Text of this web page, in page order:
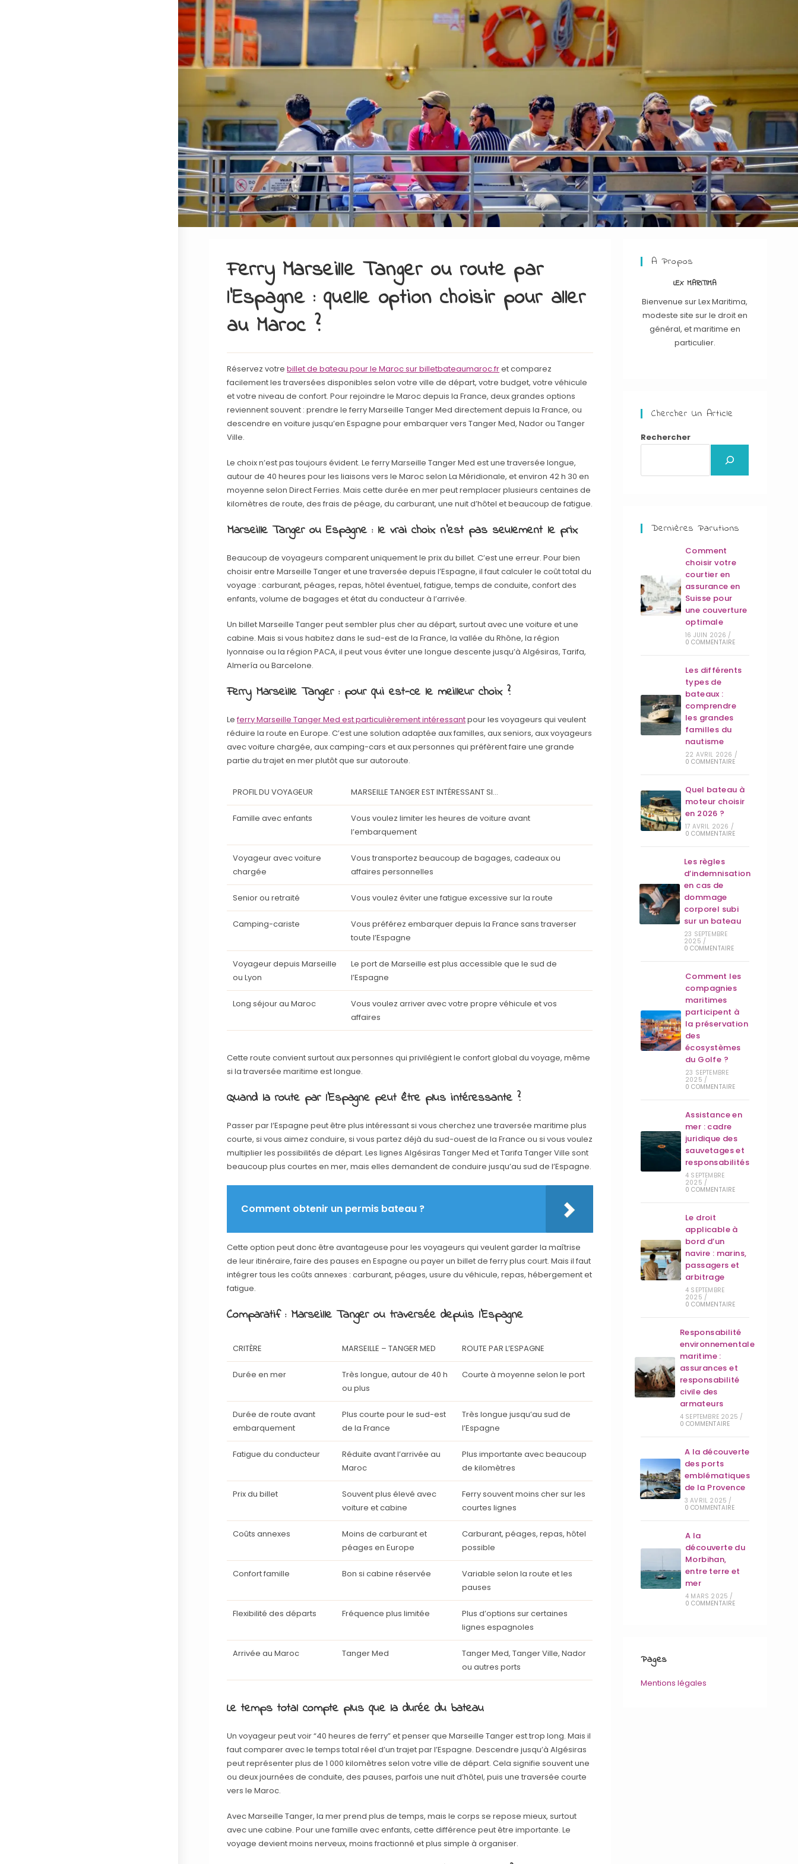
Ferry Marseille Tanger ou route par
l’Espagne : quelle option choisir pour aller
au Maroc ?
Réservez votrebillet de bateau pour le Maroc sur billetbateaumaroc.fret comparez
facilement les traversées disponibles selon votre ville de départ, votre budget, votre véhicule
et votre niveau de confort. Pour rejoindre le Maroc depuis la France, deux grandes options
reviennent souvent : prendre le ferry Marseille Tanger Med directement depuis la France, ou
descendre en voiture jusqu’en Espagne pour embarquer vers Tanger Med, Nador ou Tanger
Ville.
Le choix n’est pas toujours évident. Le ferry Marseille Tanger Med est une traversée longue,
autour de 40 heures pour les liaisons vers le Maroc selon La Méridionale, et environ 42 h 30 en
moyenne selon Direct Ferries. Mais cette durée en mer peut remplacer plusieurs centaines de
kilomètres de route, des frais de péage, du carburant, une nuit d’hôtel et beaucoup de fatigue.
Marseille Tanger ou Espagne : le vrai choix n’est pas seulement le prix
Beaucoup de voyageurs comparent uniquement le prix du billet. C’est une erreur. Pour bien
choisir entre Marseille Tanger et une traversée depuis l’Espagne, il faut calculer le coût total du
voyage : carburant, péages, repas, hôtel éventuel, fatigue, temps de conduite, confort des
enfants, volume de bagages et état du conducteur à l’arrivée.
Un billet Marseille Tanger peut sembler plus cher au départ, surtout avec une voiture et une
cabine. Mais si vous habitez dans le sud-est de la France, la vallée du Rhône, la région
lyonnaise ou la région PACA, il peut vous éviter une longue descente jusqu’à Algésiras, Tarifa,
Almería ou Barcelone.
Ferry Marseille Tanger : pour qui est-ce le meilleur choix ?
Leferry Marseille Tanger Med est particulièrement intéressantpour les voyageurs qui veulent
réduire la route en Europe. C’est une solution adaptée aux familles, aux seniors, aux voyageurs
avec voiture chargée, aux camping-cars et aux personnes qui préfèrent faire une grande
partie du trajet en mer plutôt que sur autoroute.
PROFIL DU VOYAGEUR MARSEILLE TANGER EST INTÉRESSANT SI…
Famille avec enfants
Vous voulez limiter les heures de voiture avant
l’embarquement
Voyageur avec voiture
chargée
Vous transportez beaucoup de bagages, cadeaux ou
affaires personnelles
Senior ou retraité Vous voulez éviter une fatigue excessive sur la route
Camping-cariste
Vous préférez embarquer depuis la France sans traverser
toute l’Espagne
Voyageur depuis Marseille
ou Lyon
Le port de Marseille est plus accessible que le sud de
l’Espagne
Long séjour au Maroc
Vous voulez arriver avec votre propre véhicule et vos
affaires
Cette route convient surtout aux personnes qui privilégient le confort global du voyage, même
si la traversée maritime est longue.
Quand la route par l’Espagne peut être plus intéressante ?
Passer par l’Espagne peut être plus intéressant si vous cherchez une traversée maritime plus
courte, si vous aimez conduire, si vous partez déjà du sud-ouest de la France ou si vous voulez
multiplier les possibilités de départ. Les lignes Algésiras Tanger Med et Tarifa Tanger Ville sont
beaucoup plus courtes en mer, mais elles demandent de conduire jusqu’au sud de l’Espagne.
Comment obtenir un permis bateau ?
Cette option peut donc être avantageuse pour les voyageurs qui veulent garder la maîtrise
de leur itinéraire, faire des pauses en Espagne ou payer un billet de ferry plus court. Mais il faut
intégrer tous les coûts annexes : carburant, péages, usure du véhicule, repas, hébergement et
fatigue.
Comparatif : Marseille Tanger ou traversée depuis l’Espagne
CRITÈRE MARSEILLE – TANGER MED ROUTE PAR L’ESPAGNE
Durée en mer
Très longue, autour de 40 h
ou plus
Courte à moyenne selon le port
Durée de route avant
embarquement
Plus courte pour le sud-est
de la France
Très longue jusqu’au sud de
l’Espagne
Fatigue du conducteur
Réduite avant l’arrivée au
Maroc
Plus importante avec beaucoup
de kilomètres
Prix du billet
Souvent plus élevé avec
voiture et cabine
Ferry souvent moins cher sur les
courtes lignes
Coûts annexes
Moins de carburant et
péages en Europe
Carburant, péages, repas, hôtel
possible
Confort famille Bon si cabine réservée
Variable selon la route et les
pauses
Flexibilité des départs Fréquence plus limitée
Plus d’options sur certaines
lignes espagnoles
Arrivée au Maroc Tanger Med
Tanger Med, Tanger Ville, Nador
ou autres ports
Le temps total compte plus que la durée du bateau
Un voyageur peut voir “40 heures de ferry” et penser que Marseille Tanger est trop long. Mais il
faut comparer avec le temps total réel d’un trajet par l’Espagne. Descendre jusqu’à Algésiras
peut représenter plus de 1 000 kilomètres selon votre ville de départ. Cela signifie souvent une
ou deux journées de conduite, des pauses, parfois une nuit d’hôtel, puis une traversée courte
vers le Maroc.
Avec Marseille Tanger, la mer prend plus de temps, mais le corps se repose mieux, surtout
avec une cabine. Pour une famille avec enfants, cette différence peut être importante. Le
voyage devient moins nerveux, moins fractionné et plus simple à organiser.
A Propos
LEX MARITIMA
Bienvenue sur Lex Maritima,
modeste site sur le droit en
général, et maritime en
particulier.
Chercher Un Article
Rechercher
Dernières Parutions
Comment
choisir votre
courtier en
assurance en
Suisse pour
une couverture
optimale
16 JUIN 2026 /
0 COMMENTAIRE
Les différents
types de
bateaux :
comprendre
les grandes
familles du
nautisme
22 AVRIL 2026 /
0 COMMENTAIRE
Quel bateau à
moteur choisir
en 2026 ?
17 AVRIL 2026 /
0 COMMENTAIRE
Les règles
d’indemnisation
en cas de
dommage
corporel subi
sur un bateau
23 SEPTEMBRE
2025 /
0 COMMENTAIRE
Comment les
compagnies
maritimes
participent à
la préservation
des
écosystèmes
du Golfe ?
23 SEPTEMBRE
2025 /
0 COMMENTAIRE
Assistance en
mer : cadre
juridique des
sauvetages et
responsabilités
4 SEPTEMBRE
2025 /
0 COMMENTAIRE
Le droit
applicable à
bord d’un
navire : marins,
passagers et
arbitrage
4 SEPTEMBRE
2025 /
0 COMMENTAIRE
Responsabilité
environnementale
maritime :
assurances et
responsabilité
civile des
armateurs
4 SEPTEMBRE 2025 /
0 COMMENTAIRE
A la découverte
des ports
emblématiques
de la Provence
3 AVRIL 2025 /
0 COMMENTAIRE
A la
découverte du
Morbihan,
entre terre et
mer
4 MARS 2025 /
0 COMMENTAIRE
Pages
Mentions légales